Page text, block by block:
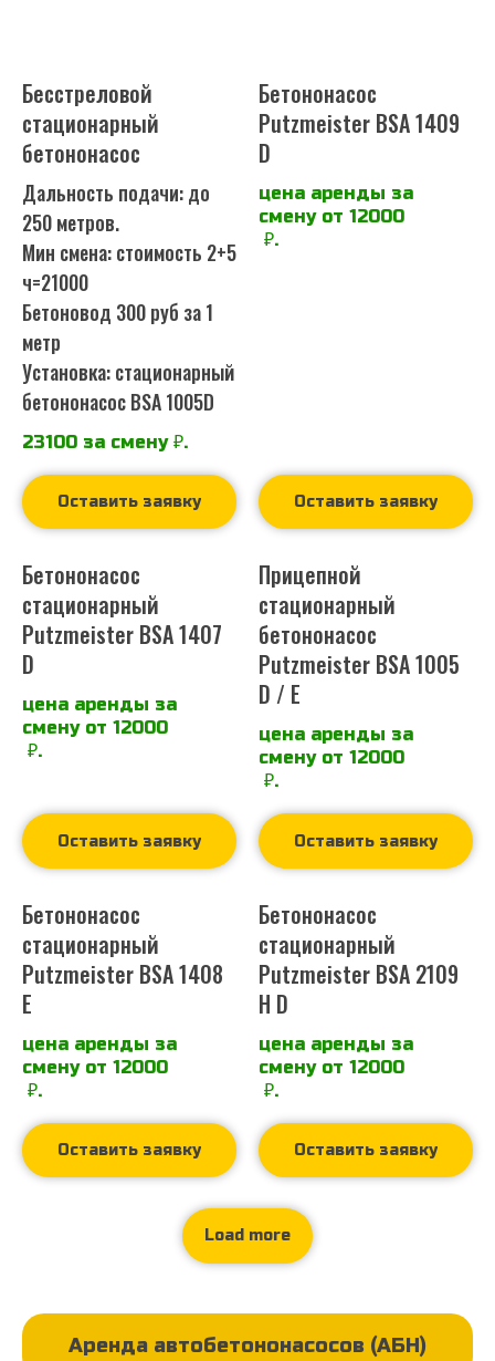
Бесстреловой
стационарный
бетононасос
Дальность подачи: до
250 метров.
Мин смена: стоимость 2+5
ч=21000
Бетоновод 300 руб за 1
метр
Установка: стационарный
бетононасос BSA 1005D
23100 за смену ₽.
Оставить заявку
Бетононасос
Putzmeister BSA 1409
D
цена аренды за
смену от 12000
₽.
Оставить заявку
Бетононасос
стационарный
Putzmeister BSA 1407
D
цена аренды за
смену от 12000
₽.
Оставить заявку
Прицепной
стационарный
бетононасос
Putzmeister BSA 1005
D / E
цена аренды за
смену от 12000
₽.
Оставить заявку
Бетононасос
стационарный
Putzmeister BSA 1408
E
цена аренды за
смену от 12000
₽.
Оставить заявку
Бетононасос
стационарный
Putzmeister BSA 2109
H D
цена аренды за
смену от 12000
₽.
Оставить заявку
Load more
Аренда автобетононасосов (АБН)